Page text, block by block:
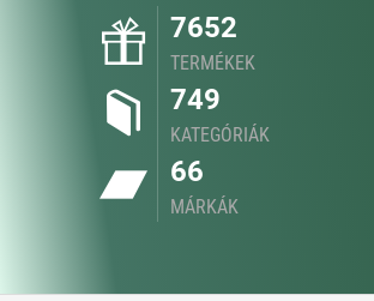
7652
TERMÉKEK
749
KATEGÓRIÁK
66
MÁRKÁK